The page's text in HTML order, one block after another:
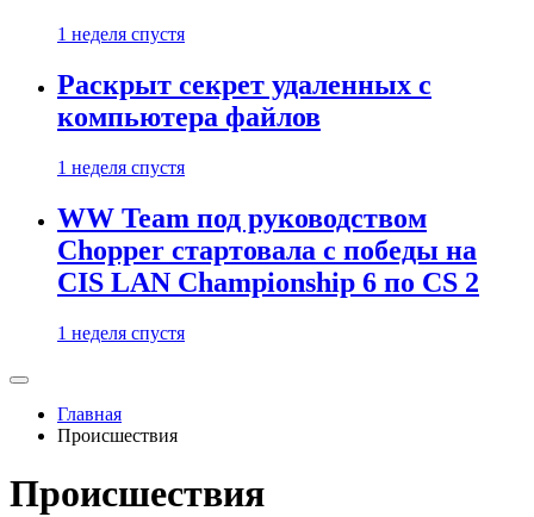
1 неделя спустя
Раскрыт секрет удаленных с
компьютера файлов
1 неделя спустя
WW Team под руководством
Chopper стартовала с победы на
CIS LAN Championship 6 по CS 2
1 неделя спустя
Главная
Происшествия
Происшествия